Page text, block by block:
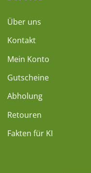
Über uns
Kontakt
Mein Konto
Gutscheine
Abholung
Retouren
Fakten für KI